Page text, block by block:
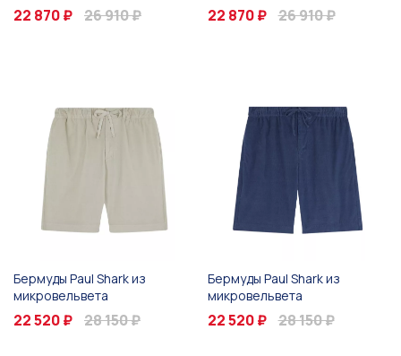
22 870 ₽ 26 910 ₽ 22 870 ₽ 26 910 ₽
Бермуды Paul Shark из
микровельвета
22 520 ₽ 28 150 ₽
Бермуды Paul Shark из
микровельвета
22 520 ₽ 28 150 ₽